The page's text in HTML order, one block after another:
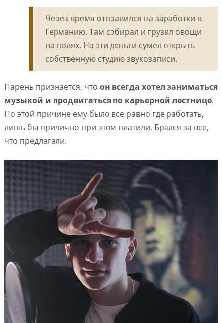
Через время отправился на заработки в
Германию. Там собирал и грузил овощи
на полях. На эти деньги сумел открыть
собственную студию звукозаписи.
Парень признается, что он всегда хотел заниматься
музыкой и продвигаться по карьерной лестнице.
По этой причине ему было все равно где работать,
лишь бы прилично при этом платили. Брался за все,
что предлагали.